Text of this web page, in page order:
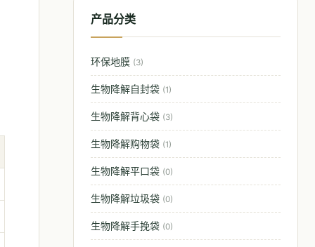
产品分类
环保地膜 (3)
生物降解自封袋 (1)
生物降解背心袋 (3)
生物降解购物袋 (1)
生物降解平口袋 (0)
生物降解垃圾袋 (0)
生物降解手挽袋 (0)